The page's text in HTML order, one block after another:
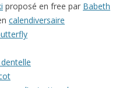
proposé en free par Babeth
calendiversaire